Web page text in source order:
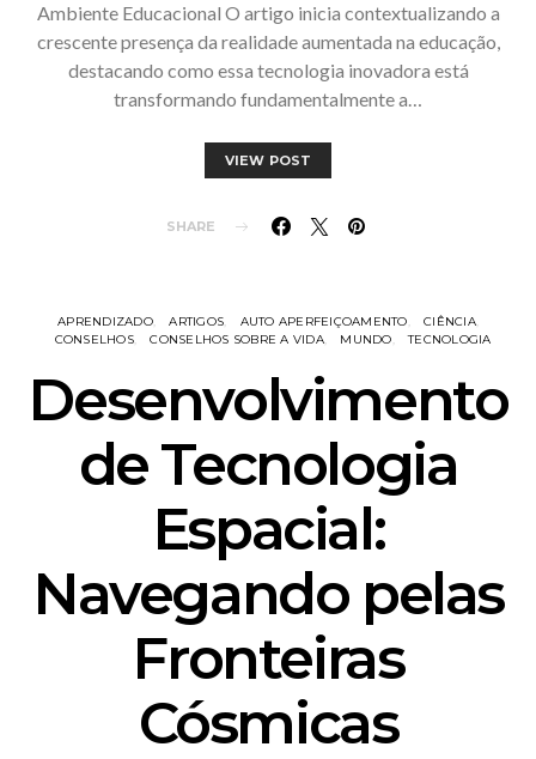
Ambiente Educacional O artigo inicia contextualizando a
crescente presença da realidade aumentada na educação,
destacando como essa tecnologia inovadora está
transformando fundamentalmente a…
VIEW POST
SHARE
APRENDIZADO ARTIGOS AUTO APERFEIÇOAMENTO
CIÊNCIA
CONSELHOS
CONSELHOS SOBRE A VIDA MUNDO TECNOLOGIA
Desenvolvimento
de Tecnologia
Espacial:
Navegando pelas
Fronteiras
Cósmicas